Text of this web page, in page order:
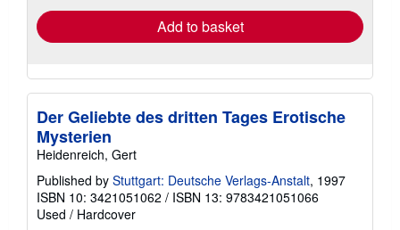
Add to basket
Der Geliebte des dritten Tages Erotische
Mysterien
Heidenreich, Gert
Published by Stuttgart: Deutsche Verlags-Anstalt, 1997
ISBN 10: 3421051062 / ISBN 13: 9783421051066
Used / Hardcover